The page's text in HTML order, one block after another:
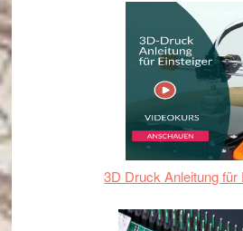
3D Druck Anleitung für